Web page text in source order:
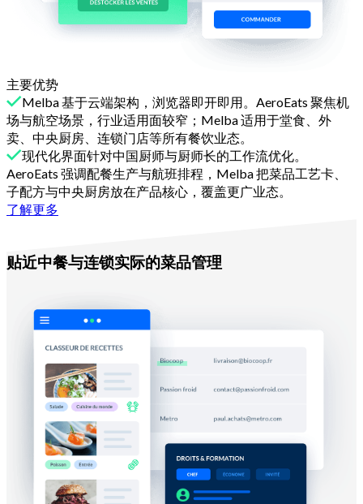
主要优势
Melba 基于云端架构，浏览器即开即用。AeroEats 聚焦机
场与航空场景，行业适用面较窄；Melba 适用于堂食、外
卖、中央厨房、连锁门店等所有餐饮业态。
现代化界面针对中国厨师与厨师长的工作流优化。
AeroEats 强调配餐生产与航班排程，Melba 把菜品工艺卡、
子配方与中央厨房放在产品核心，覆盖更广业态。
了解更多
贴近中餐与连锁实际的菜品管理